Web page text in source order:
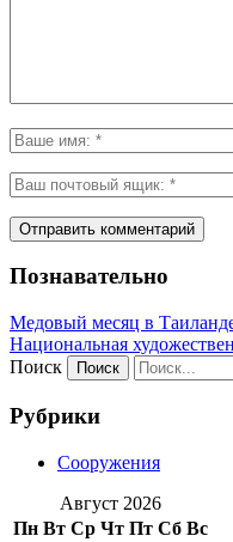
Познавательно
Медовый месяц в
Национальная
Поиск
Рубрики
Сооружения
Август 2026
Пн Вт Ср Чт Пт Сб Вс